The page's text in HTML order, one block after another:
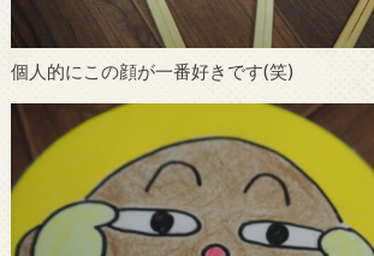
個人的にこの顔が一番好きです(笑)